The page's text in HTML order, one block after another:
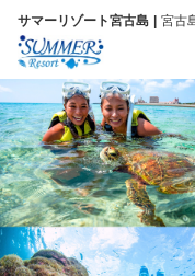
サマーリゾート宮古島 宮古
日本語
English
简体中文